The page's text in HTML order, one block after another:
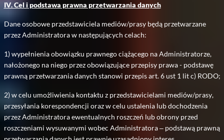
IV. Cel i podstawa prawna przetwarzania danych
Dane osobowe przedstawiciela mediów/prasy będą przetwarzane
przez Administratora w następujących celach:
1) wypełnienia obowiązku prawnego ciążącego na Administratorze,
nałożonego na niego przez obowiązujące przepisy prawa - podstawę
prawną przetwarzania danych stanowi przepis art. 6 ust 1 lit c) RODO;
2) w celu umożliwienia kontaktu z przedstawicielami mediów/prasy,
przesyłania korespondencji oraz w celu ustalenia lub dochodzenia
przez Administratora ewentualnych roszczeń lub obrony przed
roszczeniami wysuwanymi wobec Administratora – podstawą prawną